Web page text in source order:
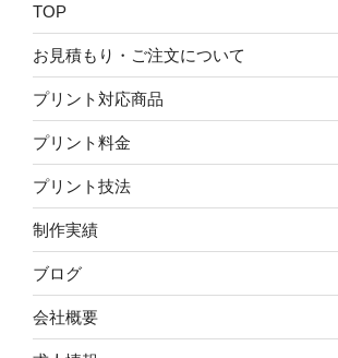
TOP
お見積もり・ご注文について
プリント対応商品
プリント料金
プリント技法
制作実績
ブログ
会社概要